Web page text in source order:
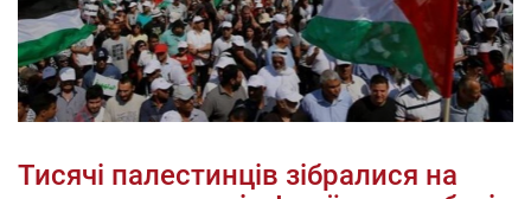
Тисячі палестинців зібралися на